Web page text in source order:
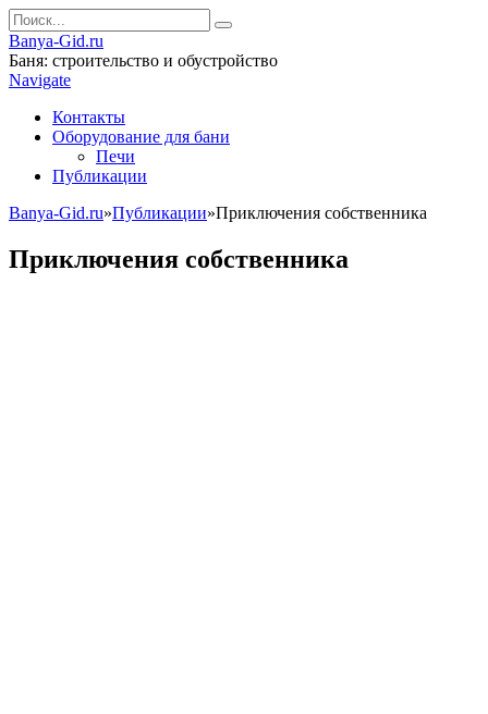
Banya-Gid.ru
Баня: строительство и обустройство
Navigate
Контакты
Оборудование для бани
Печи
Публикации
Banya-Gid.ru»Публикации»Приключения собственника
Приключения собственника